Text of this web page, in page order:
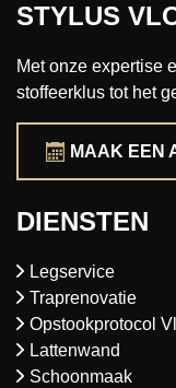
STYLUS
Met onze expertise
stoffeerklus tot het
MAAK EEN
DIENSTEN
Legservice
Traprenovatie
Opstookprotocol
Lattenwand
Schoonmaak